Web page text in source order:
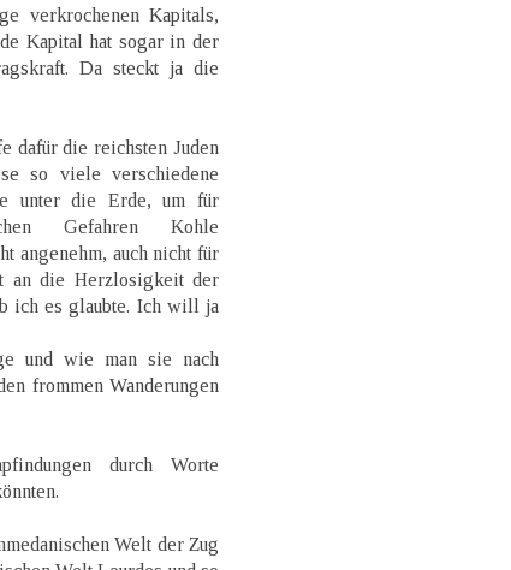
verkrochenen Kapitals,
Kapital hat sogar in der
Da steckt ja die
dafür die reichsten Juden
so viele verschiedene
unter die Erde, um für
Gefahren Kohle
angenehm, auch nicht für
an die Herzlosigkeit der
ich es glaubte. Ich will ja
und wie man sie nach
frommen Wanderungen
durch Worte
Welt der Zug